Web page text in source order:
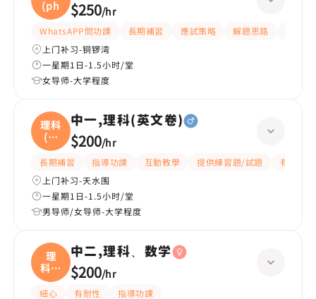
(ph
$250/hr
WhatsAPP問功課 長期補習 應試策略 解題思路
上门补习-铜锣湾
一星期1日-1.5小时/堂
女导师-大学程度
理科
(英
文
中一,理科(英文卷)
$200/hr
長期補習 指導功課 互動教學 提供練習題/試題
有耐性
上门补习-天水围
一星期1日-1.5小时/堂
男导师/女导师-大学程度
理
科、
数学
中二,理科、数学
$200/hr
細心 有耐性
指導功課